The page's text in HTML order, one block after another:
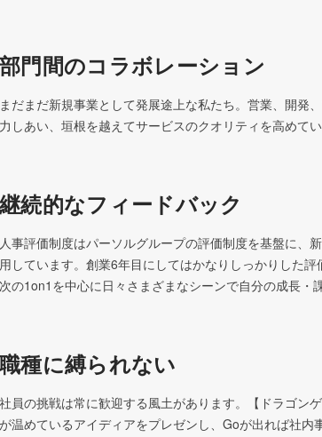
部門間のコラボレーション
まだまだ新規事業として発展途上な私たち。営業、開発
力しあい、垣根を越えてサービスのクオリティを高めてい
継続的なフィードバック
人事評価制度はパーソルグループの評価制度を基盤に、
用しています。創業6年目にしてはかなりしっかりした
次の1on1を中心に日々さまざまなシーンで自分の成長・
職種に縛られない
社員の挑戦は常に歓迎する風土があります。【ドラゴン
が温めているアイディアをプレゼンし、Goが出れば社